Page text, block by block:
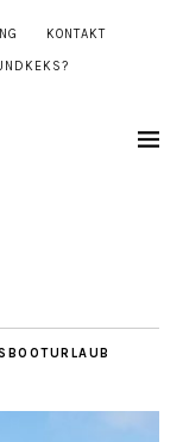
KONTAKT